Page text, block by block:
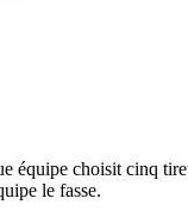
équipe choisit cinq
le fasse.